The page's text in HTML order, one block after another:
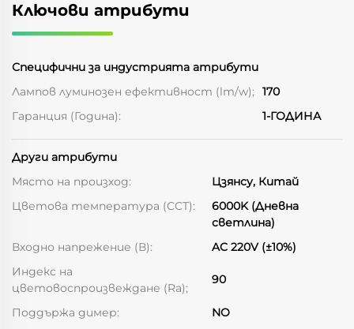
Ключови атрибути
Специфични за индустрията атрибути
Лампов луминозен ефективност (lm/w);
170
Гаранция (Година):
1-ГОДИНА
Други атрибути
Място на произход:
Цзянсу, Китай
Цветова температура (CCT):
6000K (Дневна
светлина)
Входно напрежение (В):
AC 220V (±10%)
Индекс на
цветовоспроизвеждане (Ra);
90
Поддържа димер: NO